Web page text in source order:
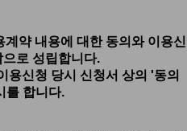
약 내용에 대한 동의와 이용신
로 성립합니다.
신청 당시 신청서 상의 '동의
를 합니다.